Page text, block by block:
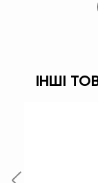
ІНШІ